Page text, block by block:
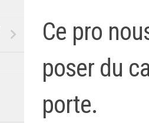
Ce pro
poser du
porte.